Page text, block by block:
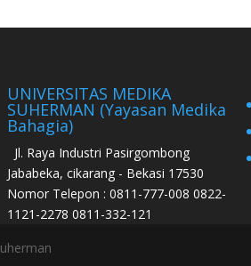
UNIVERSITAS MEDIKA
SUHERMAN (Yayasan Medika
Bahagia)
Jl. Raya Industri Pasirgombong
Jababeka, cikarang - Bekasi 17530
Nomor Telepon : 0811-777-008 0822-
1121-2278 0811-332-121